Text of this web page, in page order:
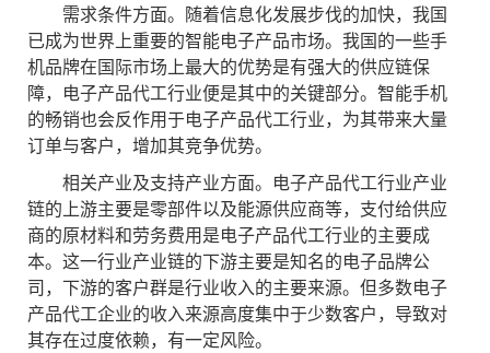
需求条件方面。随着信息化发展步伐的加快，我国
已成为世界上重要的智能电子产品市场。我国的一些手
机品牌在国际市场上最大的优势是有强大的供应链保
障，电子产品代工行业便是其中的关键部分。智能手机
的畅销也会反作用于电子产品代工行业，为其带来大量
订单与客户，增加其竞争优势。
相关产业及支持产业方面。电子产品代工行业产业
链的上游主要是零部件以及能源供应商等，支付给供应
商的原材料和劳务费用是电子产品代工行业的主要成
本。这一行业产业链的下游主要是知名的电子品牌公
司，下游的客户群是行业收入的主要来源。但多数电子
产品代工企业的收入来源高度集中于少数客户，导致对
其存在过度依赖，有一定风险。